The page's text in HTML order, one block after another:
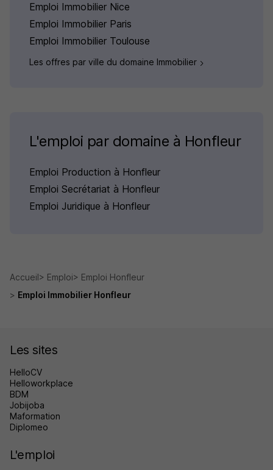
Emploi Immobilier Nice
Emploi Immobilier Paris
Emploi Immobilier Toulouse
Les offres par ville du domaine Immobilier
L'emploi par domaine à Honfleur
Emploi Production à Honfleur
Emploi Secrétariat à Honfleur
Emploi Juridique à Honfleur
Accueil Emploi
Emploi Honfleur
Emploi Immobilier Honfleur
Les sites
HelloCV
Helloworkplace
BDM
Jobijoba
Maformation
Diplomeo
L'emploi